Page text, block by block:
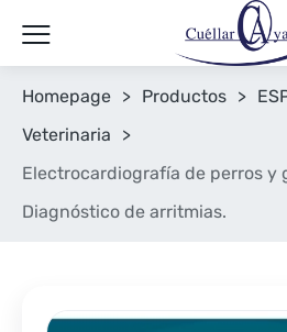
Homepage > Productos >
Veterinaria
>
Electrocardiografía de perros y
Diagnóstico de arritmias.